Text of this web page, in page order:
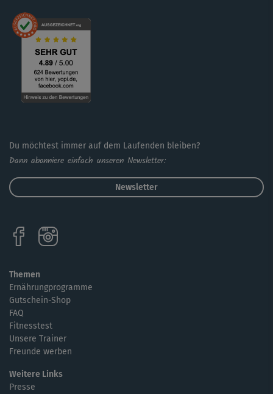
Du möchtest immer auf dem Laufenden bleiben?
Dann abonniere einfach unseren Newsletter:
Newsletter
Themen
Ernährungprogramme
Gutschein-Shop
FAQ
Fitnesstest
Unsere Trainer
Freunde werben
Weitere Links
Presse